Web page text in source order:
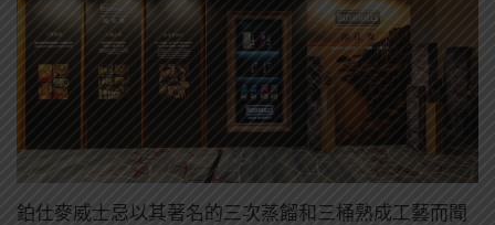
鉑仕麥威士忌以其著名的三次蒸餾和三桶熟成工藝而聞